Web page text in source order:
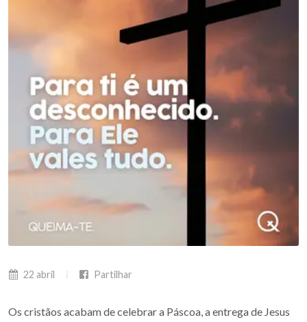
22 abril Partilhar
Os cristãos acabam de celebrar a Páscoa, a entrega de Jesus